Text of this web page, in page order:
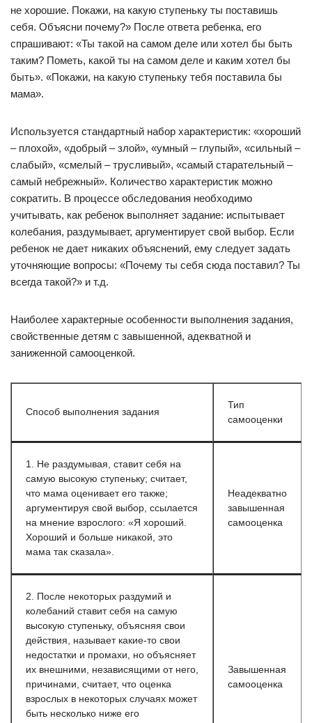
не хорошие. Покажи, на какую ступеньку ты поставишь
себя. Объясни почему?» После ответа ребенка, его
спрашивают: «Ты такой на самом деле или хотел бы быть
таким? Пометь, какой ты на самом деле и каким хотел бы
быть». «Покажи, на какую ступеньку тебя поставила бы
мама».
Используется стандартный набор характеристик: «хороший
– плохой», «добрый – злой», «умный – глупый», «сильный –
слабый», «смелый – трусливый», «самый старательный –
самый небрежный». Количество характеристик можно
сократить. В процессе обследования необходимо
учитывать, как ребенок выполняет задание: испытывает
колебания, раздумывает, аргументирует свой выбор. Если
ребенок не дает никаких объяснений, ему следует задать
уточняющие вопросы: «Почему ты себя сюда поставил? Ты
всегда такой?» и т.д.
Наиболее характерные особенности выполнения задания,
свойственные детям с завышенной, адекватной и
заниженной самооценкой.
Способ выполнения задания
Тип
самооценки
1. Не раздумывая, ставит себя на
самую высокую ступеньку; считает,
что мама оценивает его также;
аргументируя свой выбор, ссылается
на мнение взрослого: «Я хороший.
Хороший и больше никакой, это
мама так сказала».
Неадекватно
завышенная
самооценка
2. После некоторых раздумий и
колебаний ставит себя на самую
высокую ступеньку, объясняя свои
действия, называет какие-то свои
недостатки и промахи, но объясняет
их внешними, независящими от него,
причинами, считает, что оценка
взрослых в некоторых случаях может
быть несколько ниже его
Завышенная
самооценка